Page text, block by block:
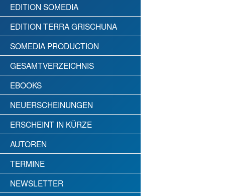
EDITION SOMEDIA
EDITION TERRA GRISCHUNA
SOMEDIA PRODUCTION
GESAMTVERZEICHNIS
EBOOKS
NEUERSCHEINUNGEN
ERSCHEINT IN KÜRZE
AUTOREN
TERMINE
NEWSLETTER